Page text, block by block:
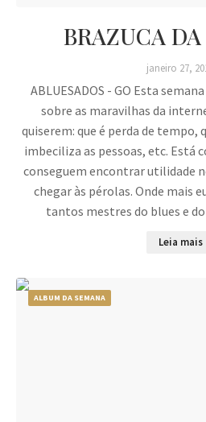
BRAZUCA
janeiro 27,
ABLUESADOS - GO Esta
sobre as maravilhas da
quiserem: que é perda de tempo,
imbeciliza as pessoas, etc. Está
conseguem encontrar utilidade
chegar às pérolas. Onde mais
tantos mestres do blues e
Leia mais
ALBUM DA SEMANA